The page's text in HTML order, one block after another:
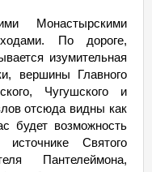
Монастырскими
По дороге,
изумительная
вершины Главного
Чугушского и
отсюда видны как
будет возможность
Святого
Пантелеймона,